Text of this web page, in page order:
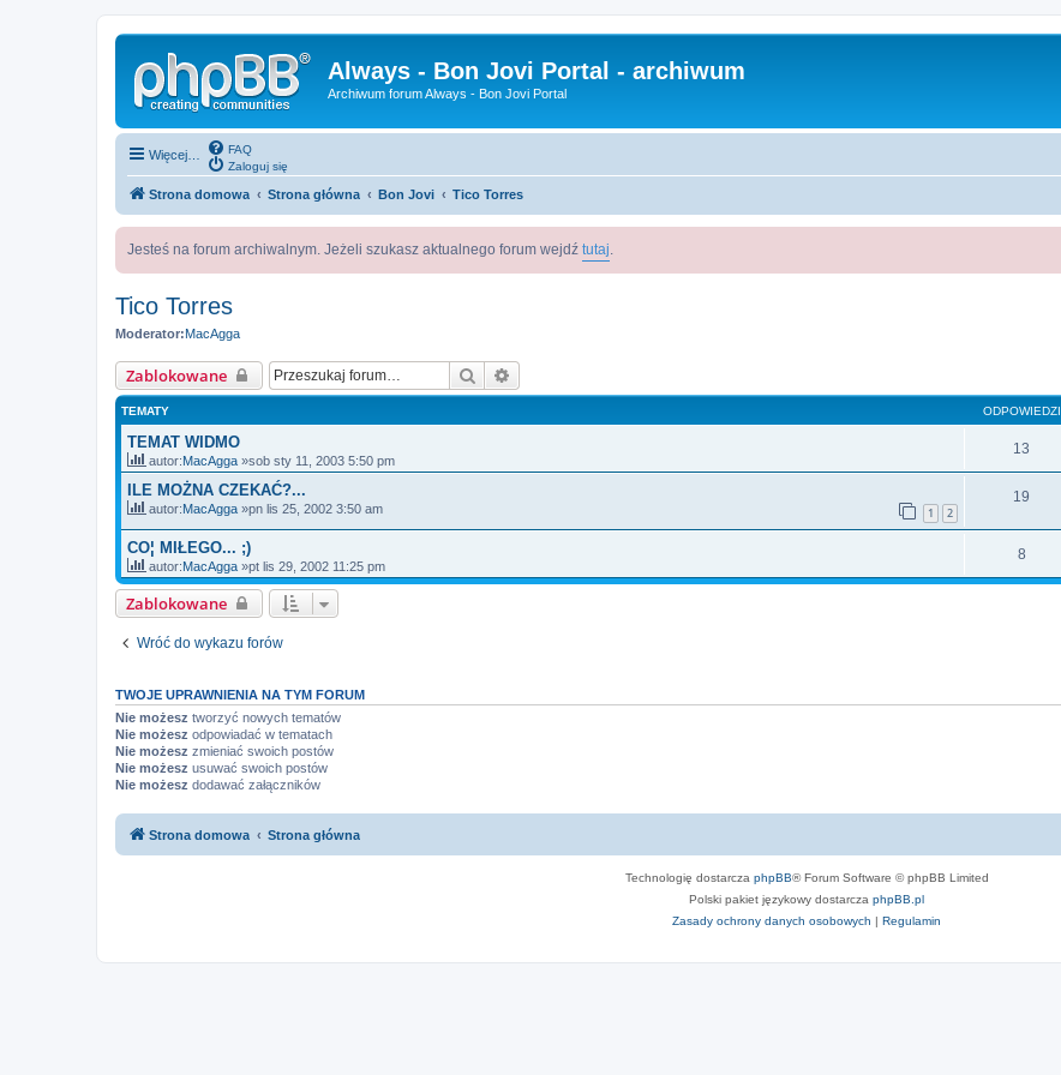
Always - Bon Jovi Portal - archiwum
Archiwum forum Always - Bon Jovi Portal
Więcej…
FAQ
Zaloguj się
Strona domowa Strona główna Bon Jovi Tico Torres
Jesteś na forum archiwalnym. Jeżeli szukasz aktualnego forum wejdź tutaj
Tico Torres
Moderator:MacAgga
Zablokowane Szukaj
TEMATY ODPOWIEDZI
TEMAT WIDMO
autor:MacAgga »sob sty 11, 2003 5:50 pm
13
ILE MOŻNA CZEKAĆ?...
autor:MacAgga »pn lis 25, 2002 3:50 am 1 2
19
CO¦ MIŁEGO... ;)
autor:MacAgga »pt lis 29, 2002 11:25 pm
8
Zablokowane
Wróć do wykazu forów
TWOJE UPRAWNIENIA NA TYM FORUM
Nie możesz tworzyć nowych tematów
Nie możesz odpowiadać w tematach
Nie możesz zmieniać swoich postów
Nie możesz usuwać swoich postów
Nie możesz dodawać załączników
Strona domowa Strona główna
Technologię dostarcza phpBB® Forum Software © phpBB Limited
Polski pakiet językowy dostarcza phpBB.pl
Zasady ochrony danych osobowych | Regulamin